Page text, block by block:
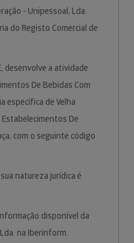
- Unipessoal, Lda.
do Registo Comercial de
desenvolve a atividade
De Bebidas Com
específica de Velha
Estabelecimentos De
com o seguinte código
natureza jurídica é
disponível da
na Iberinform.